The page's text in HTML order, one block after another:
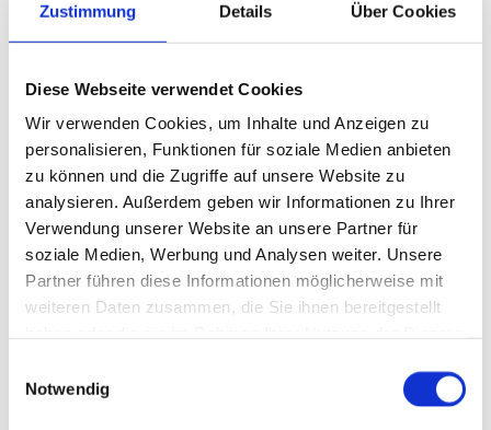
Zustimmung Details Über Cookies
Diese Webseite verwendet Cookies
Wir verwenden Cookies, um Inhalte und Anzeigen zu
personalisieren, Funktionen für soziale Medien anbieten
zu können und die Zugriffe auf unsere Website zu
analysieren. Außerdem geben wir Informationen zu Ihrer
Verwendung unserer Website an unsere Partner für
soziale Medien, Werbung und Analysen weiter. Unsere
Partner führen diese Informationen möglicherweise mit
weiteren Daten zusammen, die Sie ihnen bereitgestellt
Notwendig